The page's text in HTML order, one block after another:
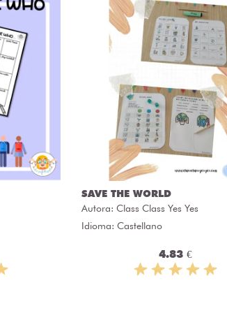
SAVE THE WORLD
Autora: Class Class Yes Yes
Idioma: Castellano
4.83 €